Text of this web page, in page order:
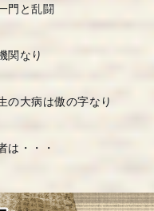
門と乱闘
関なり
の大病は傲の字なり
は・・・